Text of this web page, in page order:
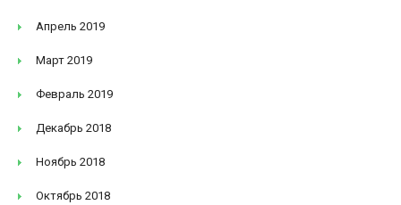
Апрель 2019
Март 2019
Февраль 2019
Декабрь 2018
Ноябрь 2018
Октябрь 2018